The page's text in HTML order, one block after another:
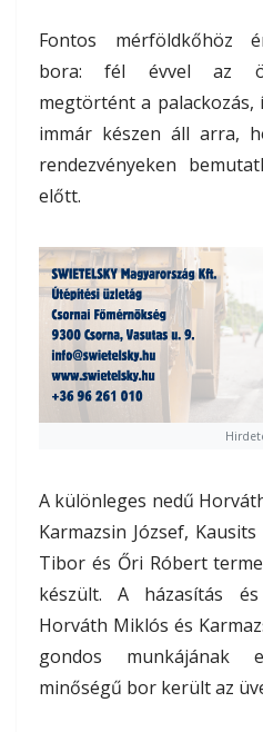
Fontos mérföldkőhöz
bora: fél évvel az
megtörtént a
immár készen áll arra,
rendezvényeken
előtt.
A különleges nedű
Karmazsin József,
Tibor és Őri Róbert
készült. A házasítás
Horváth Miklós és
gondos munkájának
minőségű bor került az